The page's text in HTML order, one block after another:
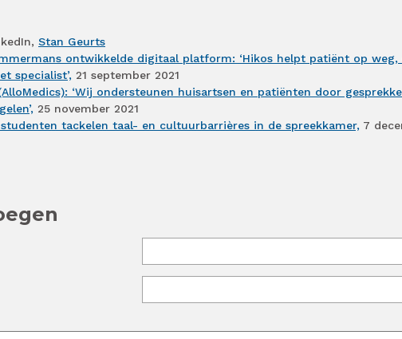
Stan Geurts
ontwikkelde digitaal platform: ‘Hikos helpt patiënt op weg,
specialist’, 21 september 2021
‘Wij ondersteunen huisartsen en patiënten door
25 november 2021
tackelen taal- en cultuurbarrières in de spreekkamer, 7